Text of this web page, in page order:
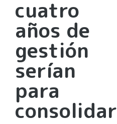
cuatro
años de
gestión
serían
para
consolidar